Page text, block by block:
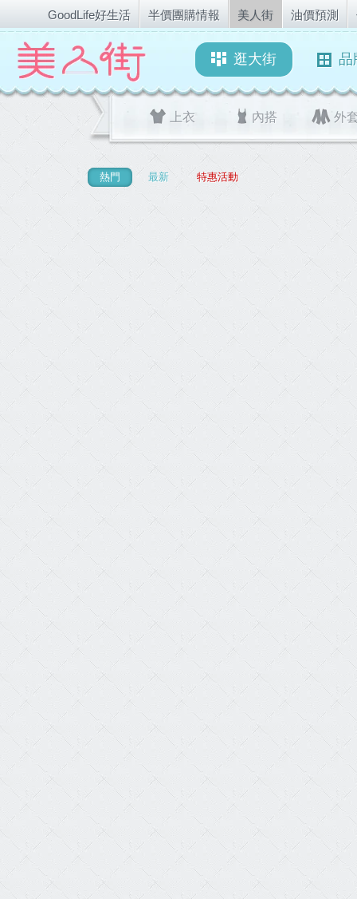
GoodLife好生活 半價團購情報 美人街 油價預測
逛大街 品
上衣 內搭 外
熱門 最新 特惠活動